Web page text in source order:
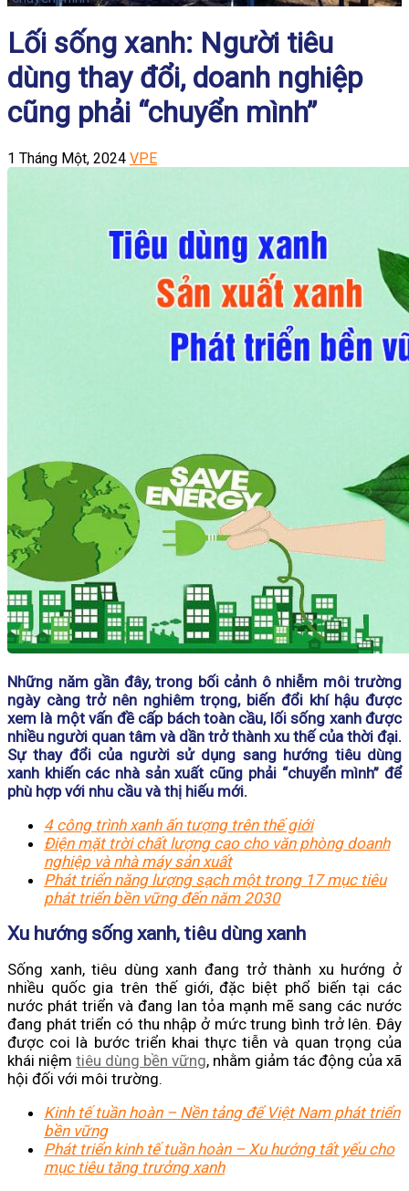
Lối sống xanh: Người tiêu
dùng thay đổi, doanh nghiệp
cũng phải “chuyển mình”
1 Tháng Một, 2024 VPE
Những năm gần đây, trong bối cảnh ô nhiễm môi trường
ngày càng trở nên nghiêm trọng, biến đổi khí hậu được
xem là một vấn đề cấp bách toàn cầu, lối sống xanh được
nhiều người quan tâm và dần trở thành xu thế của thời đại.
Sự thay đổi của người sử dụng sang hướng tiêu dùng
xanh khiến các nhà sản xuất cũng phải “chuyển mình” để
phù hợp với nhu cầu và thị hiếu mới.
4 công trình xanh ấn tượng trên thế giới
Điện mặt trời chất lượng cao cho văn phòng doanh
nghiệp và nhà máy sản xuất
Phát triển năng lượng sạch một trong 17 mục tiêu
phát triển bền vững đến năm 2030
Xu hướng sống xanh, tiêu dùng xanh
Sống xanh, tiêu dùng xanh đang trở thành xu hướng ở
nhiều quốc gia trên thế giới, đặc biệt phổ biến tại các
nước phát triển và đang lan tỏa mạnh mẽ sang các nước
đang phát triển có thu nhập ở mức trung bình trở lên. Đây
được coi là bước triển khai thực tiễn và quan trọng của
khái niệm tiêu dùng bền vững, nhằm giảm tác động của xã
hội đối với môi trường.
Kinh tế tuần hoàn – Nền tảng để Việt Nam phát triển
bền vững
Phát triển kinh tế tuần hoàn – Xu hướng tất yếu cho
mục tiêu tăng trưởng xanh